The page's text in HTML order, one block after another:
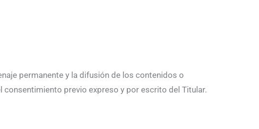
permanente y la difusión de los contenidos o
previo expreso y por escrito del Titular.